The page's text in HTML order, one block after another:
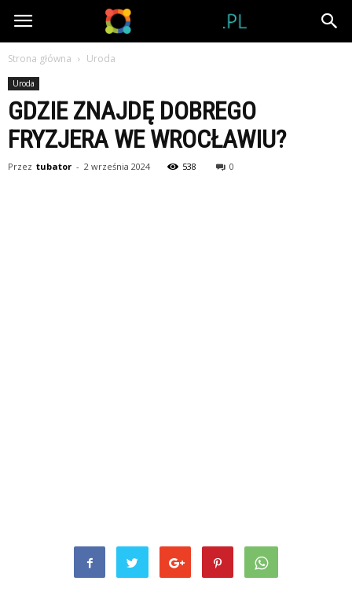
Tubator.pl
Strona główna Uroda
Uroda
GDZIE ZNAJDĘ DOBREGO
FRYZJERA WE WROCŁAWIU?
Przez tubator - 2 września 2024 538 0